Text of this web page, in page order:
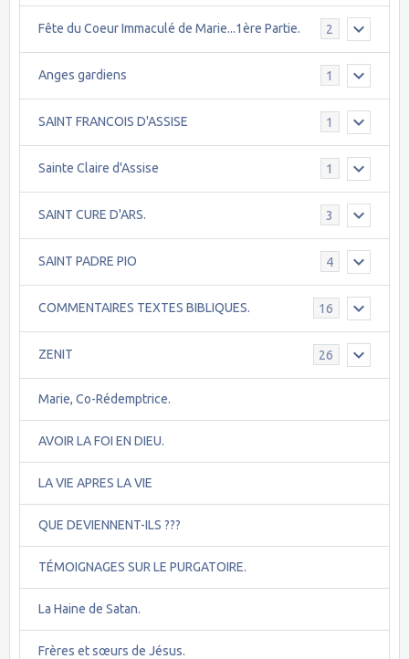
Fête du Coeur Immaculé de Marie...1ère Partie. 2
Anges gardiens 1
SAINT FRANCOIS D'ASSISE 1
Sainte Claire d'Assise 1
SAINT CURE D'ARS. 3
SAINT PADRE PIO 4
COMMENTAIRES TEXTES BIBLIQUES. 16
ZENIT 26
Marie, Co-Rédemptrice.
AVOIR LA FOI EN DIEU.
LA VIE APRES LA VIE
QUE DEVIENNENT-ILS ???
TÉMOIGNAGES SUR LE PURGATOIRE.
La Haine de Satan.
Frères et sœurs de Jésus.